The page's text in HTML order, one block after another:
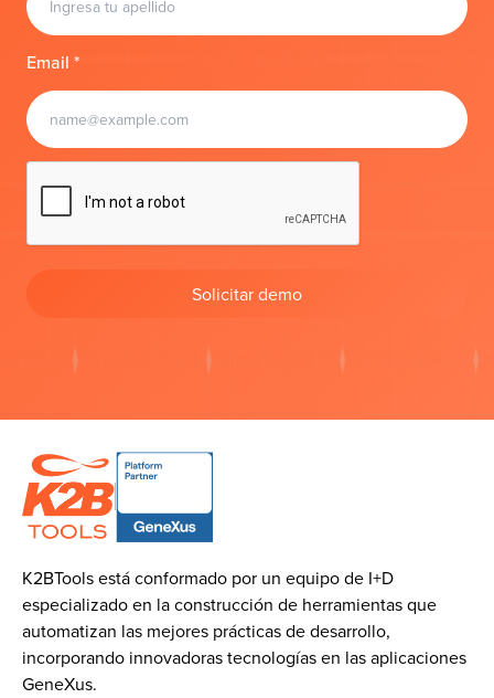
Email *
Solicitar demo
K2BTools está conformado por un equipo de I+D
especializado en la construcción de herramientas que
automatizan las mejores prácticas de desarrollo,
incorporando innovadoras tecnologías en las aplicaciones
GeneXus.